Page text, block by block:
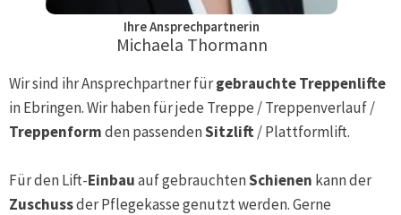
Ihre Ansprechpartnerin
Michaela Thormann
Wir sind ihr Ansprechpartner fürgebrauchte Treppenlifte
inEbringen. Wir haben für jede Treppe / Treppenverlauf /
Treppenformden passendenSitzlift/ Plattformlift.
Für den Lift-Einbauauf gebrauchtenSchienen kann der
Zuschussder Pflegekasse genutzt werden. Gerne